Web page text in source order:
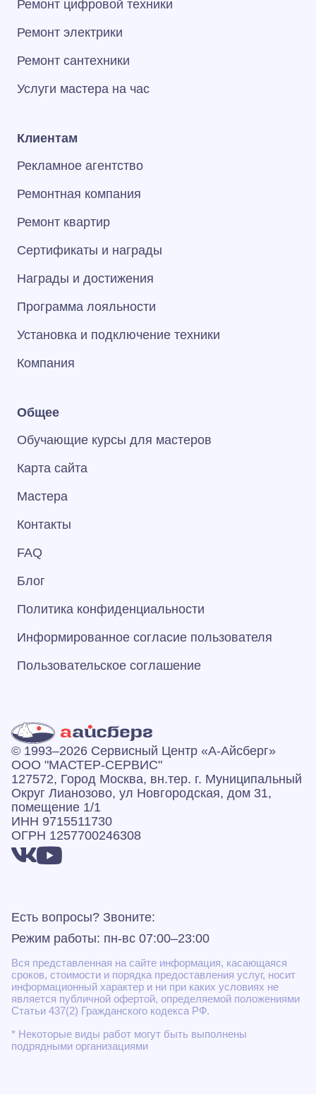
Ремонт цифровой техники
Ремонт электрики
Ремонт сантехники
Услуги мастера на час
Клиентам
Рекламное агентство
Ремонтная компания
Ремонт квартир
Сертификаты и награды
Награды и достижения
Программа лояльности
Установка и подключение техники
Компания
Общее
Обучающие курсы для мастеров
Карта сайта
Мастера
Контакты
FAQ
Блог
Политика конфиденциальности
Информированное согласие пользователя
Пользовательское соглашение
© 1993–2026 Сервисный Центр «А‑Айсберг»
ООО "МАСТЕР-СЕРВИС"
127572, Город Москва, вн.тер. г. Муниципальный
Округ Лианозово, ул Новгородская, дом 31,
помещение 1/1
ИНН 9715511730
ОГРН 1257700246308
Есть вопросы? Звоните:
Режим работы: пн-вс 07:00–23:00
Вся представленная на сайте информация, касающаяся
сроков, стоимости и порядка предоставления услуг, носит
информационный характер и ни при каких условиях не
является публичной офертой, определяемой положениями
Статьи 437(2) Гражданского кодекса РФ.
* Некоторые виды работ могут быть выполнены
подрядными организациями